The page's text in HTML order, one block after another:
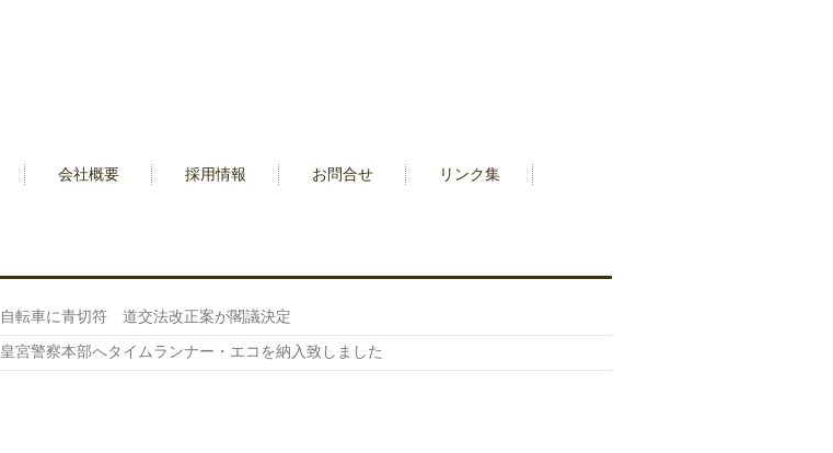
会社概要 採用情報 お問合せ リンク集
自転車に青切符 道交法改正案が閣議決定
皇宮警察本部へタイムランナー・エコを納入致しました